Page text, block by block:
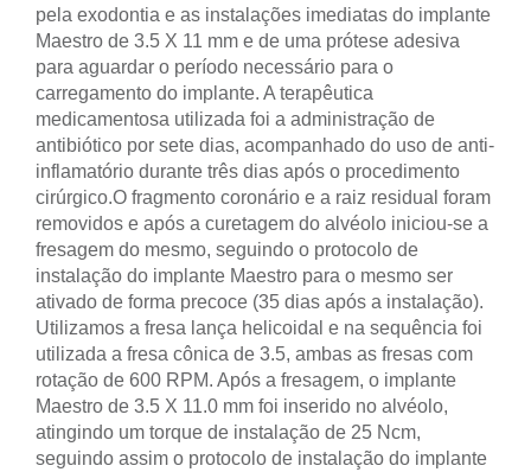
pela exodontia e as instalações imediatas do implante
Maestro de 3.5 X 11 mm e de uma prótese adesiva
para aguardar o período necessário para o
carregamento do implante. A terapêutica
medicamentosa utilizada foi a administração de
antibiótico por sete dias, acompanhado do uso de anti-
inflamatório durante três dias após o procedimento
cirúrgico.O fragmento coronário e a raiz residual foram
removidos e após a curetagem do alvéolo iniciou-se a
fresagem do mesmo, seguindo o protocolo de
instalação do implante Maestro para o mesmo ser
ativado de forma precoce (35 dias após a instalação).
Utilizamos a fresa lança helicoidal e na sequência foi
utilizada a fresa cônica de 3.5, ambas as fresas com
rotação de 600 RPM. Após a fresagem, o implante
Maestro de 3.5 X 11.0 mm foi inserido no alvéolo,
atingindo um torque de instalação de 25 Ncm,
seguindo assim o protocolo de instalação do implante